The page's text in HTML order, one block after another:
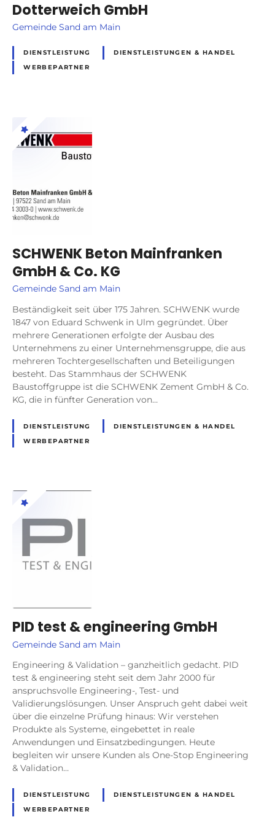
Dotterweich GmbH
Gemeinde Sand am Main
DIENSTLEISTUNG
DIENSTLEISTUNGEN & HANDEL
WERBEPARTNER
SCHWENK Beton Mainfranken
GmbH & Co. KG
Gemeinde Sand am Main
Beständigkeit seit über 175 Jahren. SCHWENK wurde
1847 von Eduard Schwenk in Ulm gegründet. Über
mehrere Generationen erfolgte der Ausbau des
Unternehmens zu einer Unternehmensgruppe, die aus
mehreren Tochtergesellschaften und Beteiligungen
besteht. Das Stammhaus der SCHWENK
Baustoffgruppe ist die SCHWENK Zement GmbH & Co.
KG, die in fünfter Generation von…
DIENSTLEISTUNG
DIENSTLEISTUNGEN & HANDEL
WERBEPARTNER
PID test & engineering GmbH
Gemeinde Sand am Main
Engineering & Validation – ganzheitlich gedacht. PID
test & engineering steht seit dem Jahr 2000 für
anspruchsvolle Engineering-, Test- und
Validierungslösungen. Unser Anspruch geht dabei weit
über die einzelne Prüfung hinaus: Wir verstehen
Produkte als Systeme, eingebettet in reale
Anwendungen und Einsatzbedingungen. Heute
begleiten wir unsere Kunden als One-Stop Engineering
& Validation…
DIENSTLEISTUNG
DIENSTLEISTUNGEN & HANDEL
WERBEPARTNER